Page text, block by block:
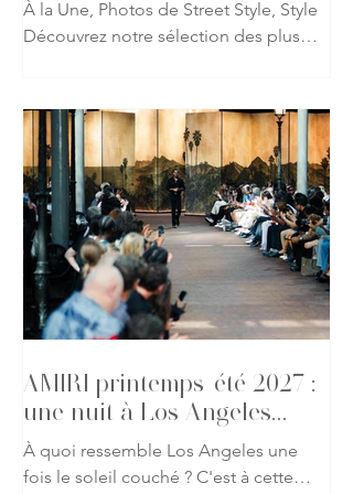
À la Une, Photos de Street Style, Style
Découvrez notre sélection des plus
de la Fashion Week de Paris. Fidèle à
l'univers imaginé par Mike Amiri, les
invités ont revisité les codes du
glamour californien à travers des
silhouettes mêlant tailoring
décontracté, cuir, denim et détails
précieux. Une galerie qui capture
l'atmosphère du défilé et l'élégance
des invités présents pour l'un des
AMIRI printemps-été 2027 :
une nuit à Los Angeles
s'invite à Paris
À quoi ressemble Los Angeles une
fois le soleil couché ? C'est à cette